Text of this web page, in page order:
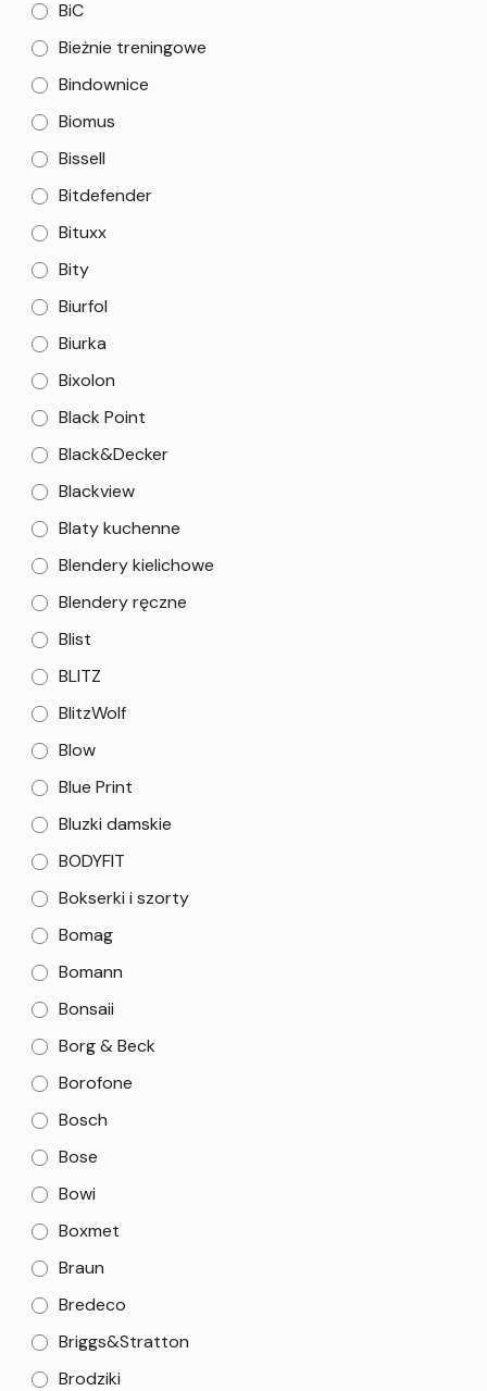
BiC
Bieżnie treningowe
Bindownice
Biomus
Bissell
Bitdefender
Bituxx
Bity
Biurfol
Biurka
Bixolon
Black Point
Black&Decker
Blackview
Blaty kuchenne
Blendery kielichowe
Blendery ręczne
Blist
BLITZ
BlitzWolf
Blow
Blue Print
Bluzki damskie
BODYFIT
Bokserki i szorty
Bomag
Bomann
Bonsaii
Borg & Beck
Borofone
Bosch
Bose
Bowi
Boxmet
Braun
Bredeco
Briggs&Stratton
Brodziki